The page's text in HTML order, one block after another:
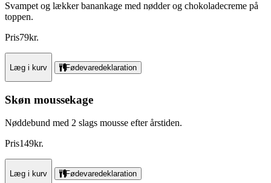
Svampet og lækker banankage med nødder og chokoladecreme på
toppen.
Pris79kr.
Læg i kurv Fødevaredeklaration
Skøn moussekage
Nøddebund med 2 slags mousse efter årstiden.
Pris149kr.
Læg i kurv Fødevaredeklaration